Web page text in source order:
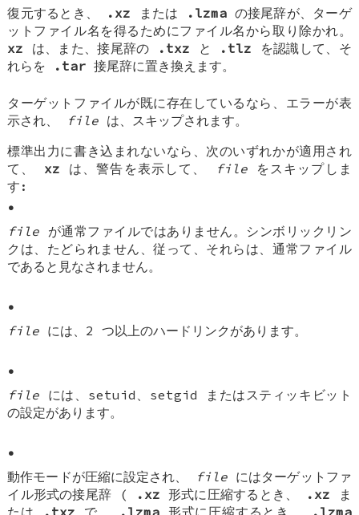
復元するとき、
.xz または .lzmaの接尾辞が、ターゲ
ットファイル名を得るためにファイル名から取り除かれ。
xz は、また、接尾辞の .txz と .tlz を認識して、そ
れらを
.tar 接尾辞に置き換えます。
ターゲットファイルが既に存在しているなら、エラーが表
示され、
file は、スキップされます。
標準出力に書き込まれないなら、次のいずれかが適用され
て、 xz は、警告を表示して、 fileをスキップしま
す:
•
file が通常ファイルではありません。シンボリックリン
クは、たどられません、従って、それらは、通常ファイル
であると見なされません。
•
file には、2 つ以上のハードリンクがあります。
•
file には、setuid、setgid またはスティッキビット
の設定があります。
•
動作モードが圧縮に設定され、
file にはターゲットファ
イル形式の接尾辞 (
.xz 形式に圧縮するとき、 .xz ま
たは
.txz で、 .lzma 形式に圧縮するとき、 .lzma